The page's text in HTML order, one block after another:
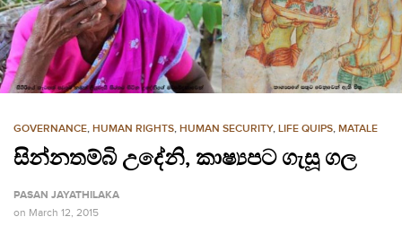
o
n
t
e
GOVERNANCE, HUMAN RIGHTS, HUMAN SECURITY, LIFE QUIPS, MATALE
සින්නතම්බි උදේනි, කාෂ්‍යපට ගැසූ ගල
PASAN JAYATHILAKA
on March 12, 2015